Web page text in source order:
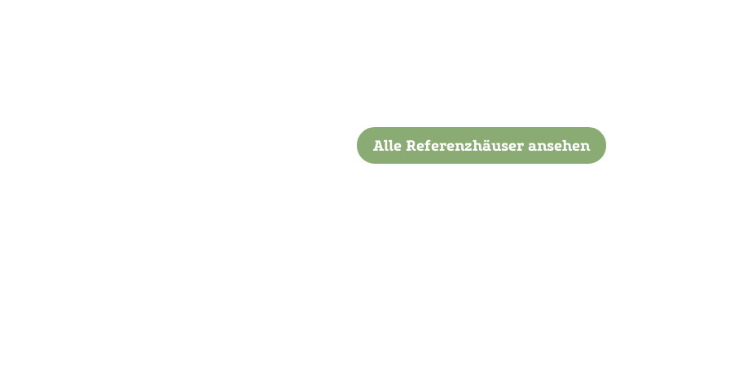
Alle Referenzhäuser ansehen